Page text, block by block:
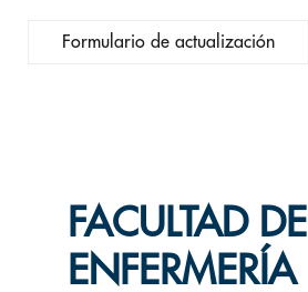
Formulario de actualización
FACULTAD DE
ENFERMERÍA